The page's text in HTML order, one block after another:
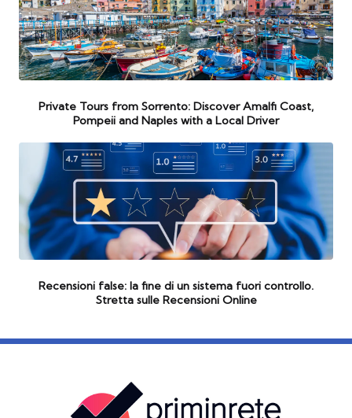
Private Tours from Sorrento: Discover Amalfi Coast,
Pompeii and Naples with a Local Driver
Recensioni false: la fine di un sistema fuori controllo.
Stretta sulle Recensioni Online